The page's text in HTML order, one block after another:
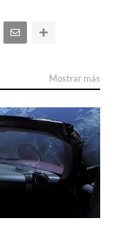
Mostrar más